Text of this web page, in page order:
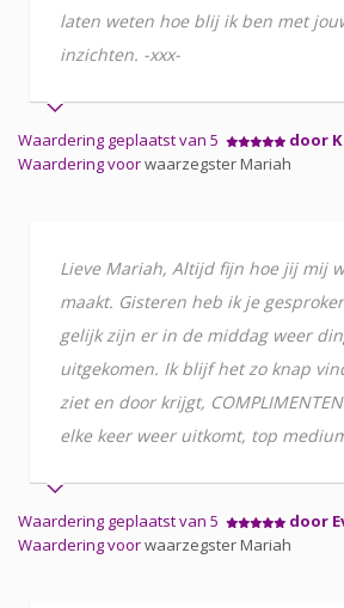
laten weten hoe blij ik ben met
inzichten. -xxx-
Waardering geplaatst van 5
door K
Waardering voorwaarzegster Mariah
Lieve Mariah, Altijd fijn hoe jij mij
maakt. Gisteren heb ik je
gelijk zijn er in de middag weer
uitgekomen. Ik blijf het zo knap
ziet en door krijgt,
elke keer weer uitkomt, top
Waardering geplaatst van 5
door
Waardering voorwaarzegster Mariah